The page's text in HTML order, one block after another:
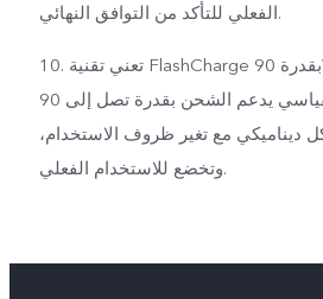
الفعلي للتأكد من التوافق النهائي.
10. تعني تقنية FlashCharge بقدرة 90W أن شاحن vivo
القياسي يدعم الشحن بقدرة تصل إلى 90W. يتم تعديل طاقة
ديناميكي مع تغير ظروف الاستخدام،
وتخضع للاستخدام الفعلي.